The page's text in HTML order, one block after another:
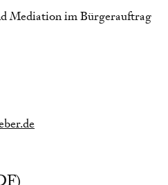
Mediation im Bürgerauftrag